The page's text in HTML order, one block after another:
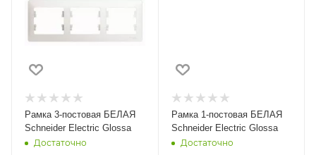
Рамка 3-постовая БЕЛАЯ
Schneider Electric Glossa
Достаточно
Рамка 1-постовая БЕЛАЯ
Schneider Electric Glossa
Достаточно